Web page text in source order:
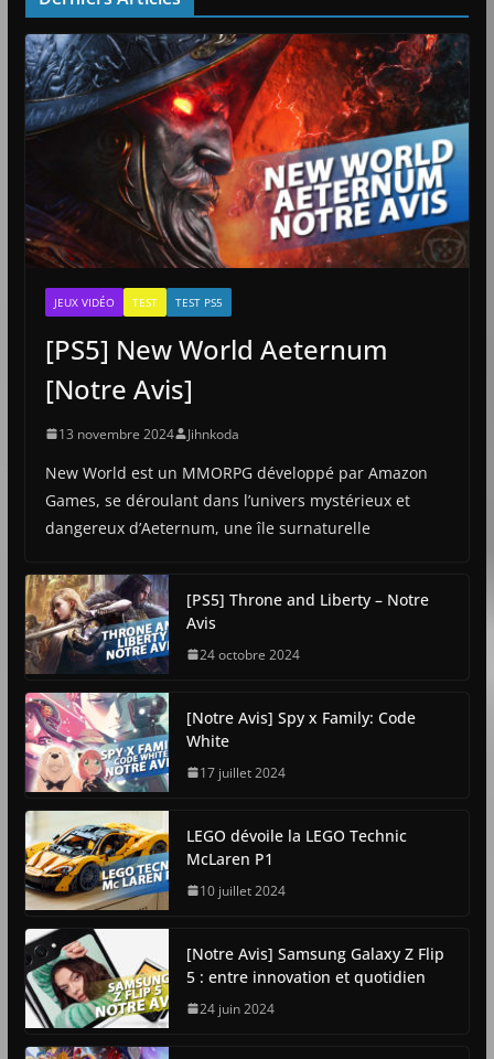
JEUX VIDÉO TEST TEST PS5
[PS5] New World Aeternum
[Notre Avis]
13 novembre 2024 Jihnkoda
New World est un MMORPG développé par Amazon
Games, se déroulant dans l’univers mystérieux et
dangereux d’Aeternum, une île surnaturelle
[PS5] Throne and Liberty – Notre
Avis
24 octobre 2024
[Notre Avis] Spy x Family: Code
White
17 juillet 2024
LEGO dévoile la LEGO Technic
McLaren P1
10 juillet 2024
[Notre Avis] Samsung Galaxy Z Flip
5 : entre innovation et quotidien
24 juin 2024